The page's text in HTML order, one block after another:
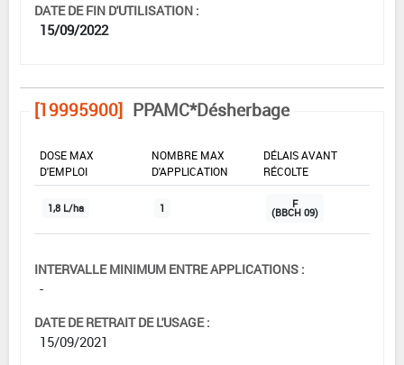
DATE DE FIN D'UTILISATION :
15/09/2022
[19995900] PPAMC*Désherbage
DOSE MAX
D'EMPLOI
NOMBRE MAX
D'APPLICATION
DÉLAIS AVANT
RÉCOLTE
1,8 L/ha 1 F
(BBCH 09)
INTERVALLE MINIMUM ENTRE APPLICATIONS :
-
DATE DE RETRAIT DE L'USAGE :
15/09/2021